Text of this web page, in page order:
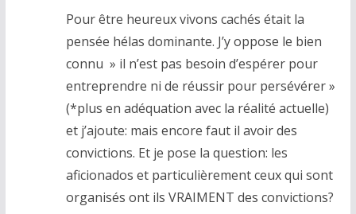
Pour être heureux vivons cachés était la
pensée hélas dominante. J’y oppose le bien
connu » il n’est pas besoin d’espérer pour
entreprendre ni de réussir pour persévérer »
(*plus en adéquation avec la réalité actuelle)
et j’ajoute: mais encore faut il avoir des
convictions. Et je pose la question: les
aficionados et particulièrement ceux qui sont
organisés ont ils VRAIMENT des convictions?